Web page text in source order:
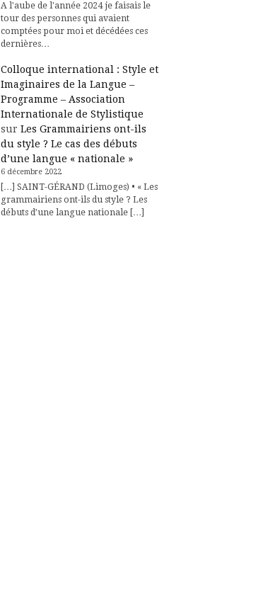
A l'aube de l'année 2024 je faisais le
tour des personnes qui avaient
comptées pour moi et décédées ces
dernières…
Colloque international : Style et
Imaginaires de la Langue –
Programme – Association
Internationale de Stylistique
sur Les Grammairiens ont-ils
du style ? Le cas des débuts
d’une langue « nationale »
6 décembre 2022
[…] SAINT-GÉRAND (Limoges) • « Les
grammairiens ont-ils du style ? Les
débuts d’une langue nationale […]